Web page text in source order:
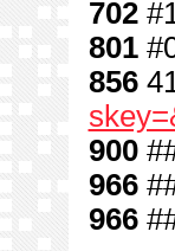
702
801
856
900
966
966